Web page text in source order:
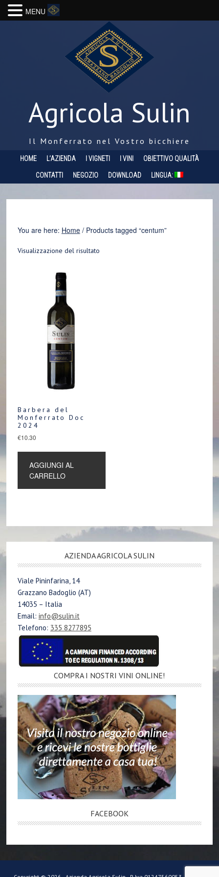
Agricola Sulin
Il Monferrato nel Vostro bicchiere
HOME L’AZIENDA I VIGNETI I VINI OBIETTIVO QUALITÀ
CONTATTI NEGOZIO DOWNLOAD LINGUA:
You are here: Home /Products tagged “centum”
Visualizzazione del risultato
Barbera del
Monferrato Doc
2024
€10.30
AGGIUNGI AL
CARRELLO
AZIENDA AGRICOLA SULIN
Viale Pininfarina, 14
Grazzano Badoglio (AT)
14035 – Italia
Email: info@sulin.it
Telefono: 335 8277895
COMPRA I NOSTRI VINI ONLINE!
FACEBOOK
MENU